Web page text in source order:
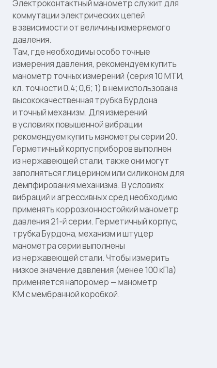
Электроконтактный манометр служит для
коммутации электрических цепей
в зависимости от величины измеряемого
давления.
Там, где необходимы особо точные
измерения давления, рекомендуем купить
манометр точных измерений (серия 10 МТИ,
кл. точности 0,4; 0,6; 1) в нем использована
высококачественная трубка Бурдона
и точный механизм. Для измерений
в условиях повышенной вибрации
рекомендуем купить манометры серии 20.
Герметичный корпус приборов выполнен
из нержавеющей стали, также они могут
заполняться глицерином или силиконом для
демпфирования механизма. В условиях
вибраций и агрессивных сред необходимо
применять коррозионностойкий манометр
давления 21-й серии. Герметичный корпус,
трубка Бурдона, механизм и штуцер
манометра серии выполнены
из нержавеющей стали. Чтобы измерить
низкое значение давления (менее 100 кПа)
применяется напоромер — манометр
КМ с мембранной коробкой.